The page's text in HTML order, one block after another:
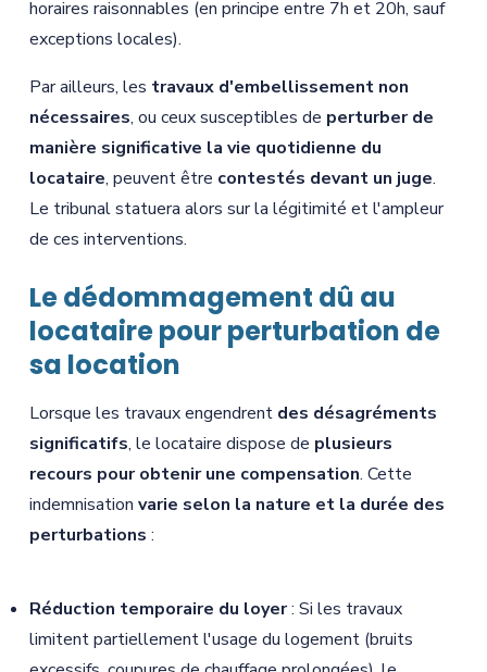
horaires raisonnables (en principe entre 7h et 20h, sauf
exceptions locales).
Par ailleurs, les travaux d'embellissement non
nécessaires, ou ceux susceptibles de perturber de
manière significative la vie quotidienne du
locataire, peuvent être contestés devant un juge.
Le tribunal statuera alors sur la légitimité et l'ampleur
de ces interventions.
Le dédommagement dû au
locataire pour perturbation de
sa location
Lorsque les travaux engendrent des désagréments
significatifs, le locataire dispose de plusieurs
recours pour obtenir une compensation. Cette
indemnisation varie selon la nature et la durée des
perturbations :
Réduction temporaire du loyer: Si les travaux
limitent partiellement l'usage du logement (bruits